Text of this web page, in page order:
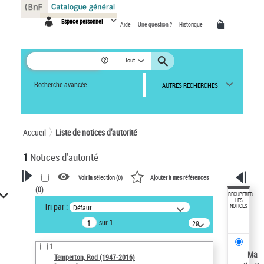
Espace personnel Aide Une question ? Historique
Tout
Recherche avancée AUTRES RECHERCHES
Accueil Liste de notices d’autorité
1 Notices d'autorité
VOTRE RECHERCHE
Recherche avancée dans les
notices d’autorité
Œuvres liées à l'auteur :
Temperton, Rod (1947-2016)
Voir la sélection (0) Ajouter à mes références
(0)
Tri par : Défaut
sur 1
20
résultats/page
1
Temperton, Rod (1947-2016)
RÉCUPÉRER
LES
NOTICES
Ma
Panneau de gestion des cookies